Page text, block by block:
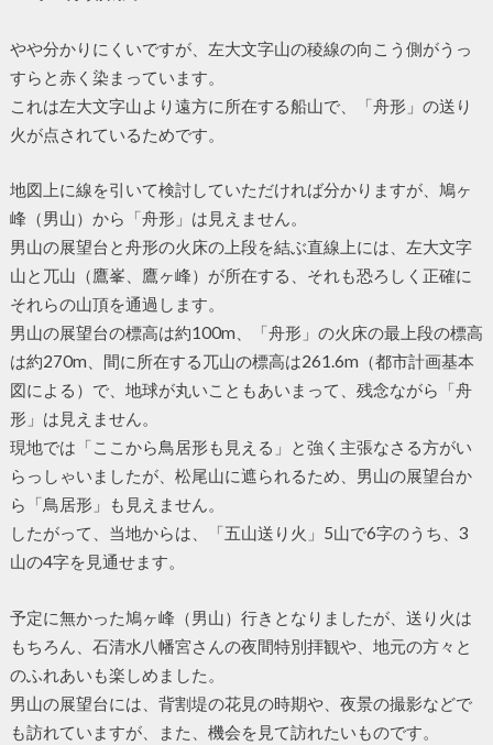
やや分かりにくいですが、左大文字山の稜線の向こう側がうっ
すらと赤く染まっています。
これは左大文字山より遠方に所在する船山で、「舟形」の送り
火が点されているためです。
地図上に線を引いて検討していただければ分かりますが、鳩ヶ
峰（男山）から「舟形」は見えません。
男山の展望台と舟形の火床の上段を結ぶ直線上には、左大文字
山と兀山（鷹峯、鷹ヶ峰）が所在する、それも恐ろしく正確に
それらの山頂を通過します。
男山の展望台の標高は約100m、「舟形」の火床の最上段の標高
は約270m、間に所在する兀山の標高は261.6m（都市計画基本
図による）で、地球が丸いこともあいまって、残念ながら「舟
形」は見えません。
現地では「ここから鳥居形も見える」と強く主張なさる方がい
らっしゃいましたが、松尾山に遮られるため、男山の展望台か
ら「鳥居形」も見えません。
したがって、当地からは、「五山送り火」5山で6字のうち、3
山の4字を見通せます。
予定に無かった鳩ヶ峰（男山）行きとなりましたが、送り火は
もちろん、石清水八幡宮さんの夜間特別拝観や、地元の方々と
のふれあいも楽しめました。
男山の展望台には、背割堤の花見の時期や、夜景の撮影などで
も訪れていますが、また、機会を見て訪れたいものです。